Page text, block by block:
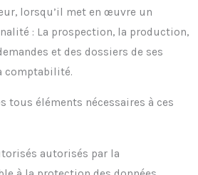
lorsqu’il met en œuvre un
: La prospection, la production,
et des dossiers de ses
comptabilité.
tous éléments nécessaires à ces
autorisés par la